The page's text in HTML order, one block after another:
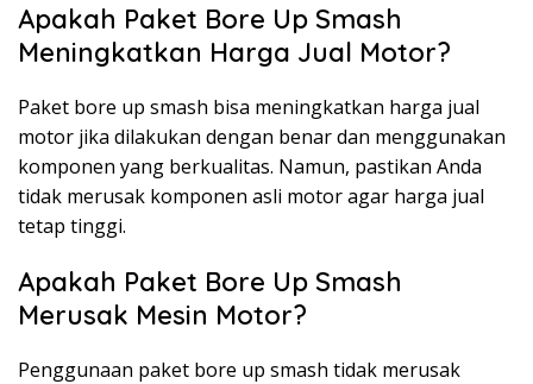
Apakah Paket Bore Up Smash
Meningkatkan Harga Jual Motor?
Paket bore up smash bisa meningkatkan harga jual
motor jika dilakukan dengan benar dan menggunakan
komponen yang berkualitas. Namun, pastikan Anda
tidak merusak komponen asli motor agar harga jual
tetap tinggi.
Apakah Paket Bore Up Smash
Merusak Mesin Motor?
Penggunaan paket bore up smash tidak merusak